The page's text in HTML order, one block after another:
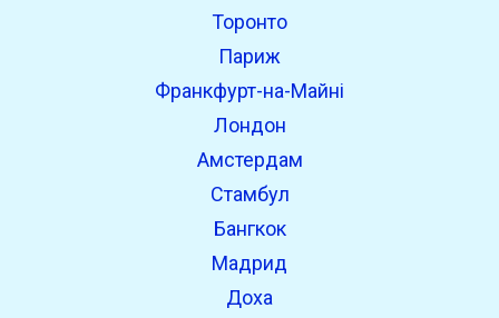
Торонто
Париж
Франкфурт-на-Майні
Лондон
Амстердам
Стамбул
Бангкок
Мадрид
Доха